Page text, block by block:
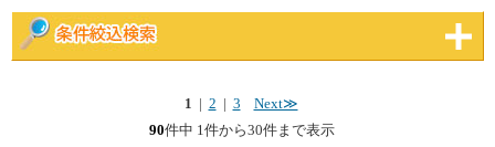
1 2 3
Next≫
90件中 1件から30件まで表示